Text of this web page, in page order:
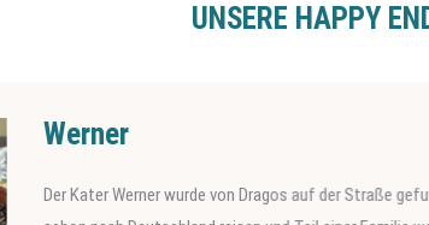
UNSERE HAPPY
Werner
Der Kater Werner wurde von Dragos auf der Straße